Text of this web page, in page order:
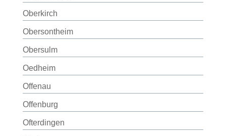
Oberkirch
Obersontheim
Obersulm
Oedheim
Offenau
Offenburg
Ofterdingen